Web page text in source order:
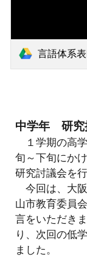
言語体系
中学年 研究
１学期の高
旬～下旬にか
研究討議会を
今回は、大
山市教育委員
言をいただき
り、次回の低
ました。